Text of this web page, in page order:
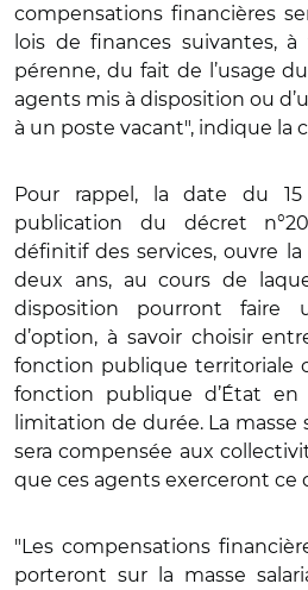
compensations financières
lois de finances suivantes,
pérenne, du fait de l’usage
agents mis à disposition ou
à un poste vacant", indique la
Pour rappel, la date du
publication du décret
définitif des services, ouvre
deux ans, au cours de
disposition pourront faire
d’option, à savoir choisir
fonction publique territoriale
fonction publique d’État
limitation de durée. La masse
sera compensée aux
que ces agents exerceront ce
"Les compensations
porteront sur la masse